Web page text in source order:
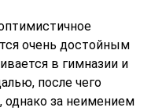
очень достойным
в гимназии и
после чего
однако за неимением